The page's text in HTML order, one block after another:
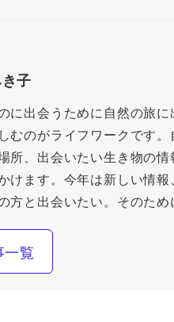
子
に出会うために自然の旅
むのがライフワークです
所、出会いたい生き物の
けます。今年は新しい情
方と出会いたい。そのた
一覧